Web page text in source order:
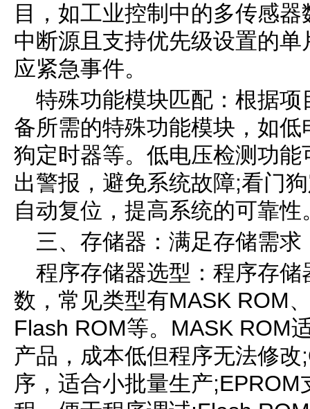
目，如工业控制中的多传感
中断源且支持优先级设置的
应紧急事件。
特殊功能模块匹配：根据
备所需的特殊功能模块，如
狗定时器等。低电压检测功
出警报，避免系统故障;看门
自动复位，提高系统的可靠性
三、存储器：满足存储需求
程序存储器选型：程序存
数，常见类型有MASK ROM
Flash ROM等。MASK ROM
产品，成本低但程序无法修
序，适合小批量生产